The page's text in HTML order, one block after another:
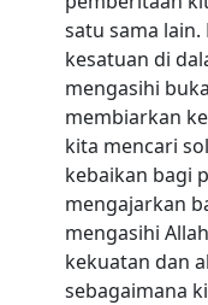
satu sama
kesatuan di
mengasihi
membiarkan
kita mencari
kebaikan bagi
mengajarkan
mengasihi
kekuatan dan
sebagaimana